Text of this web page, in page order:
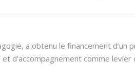
a obtenu le financement d’un
d’accompagnement comme